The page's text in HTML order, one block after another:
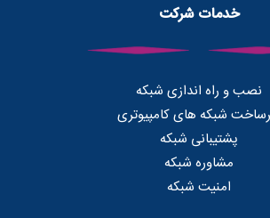
خدمات شرکت
نصب و راه اندازی شبکه
شبکه های کامپیوتری
پشتیبانی شبکه
مشاوره شبکه
امنیت شبکه